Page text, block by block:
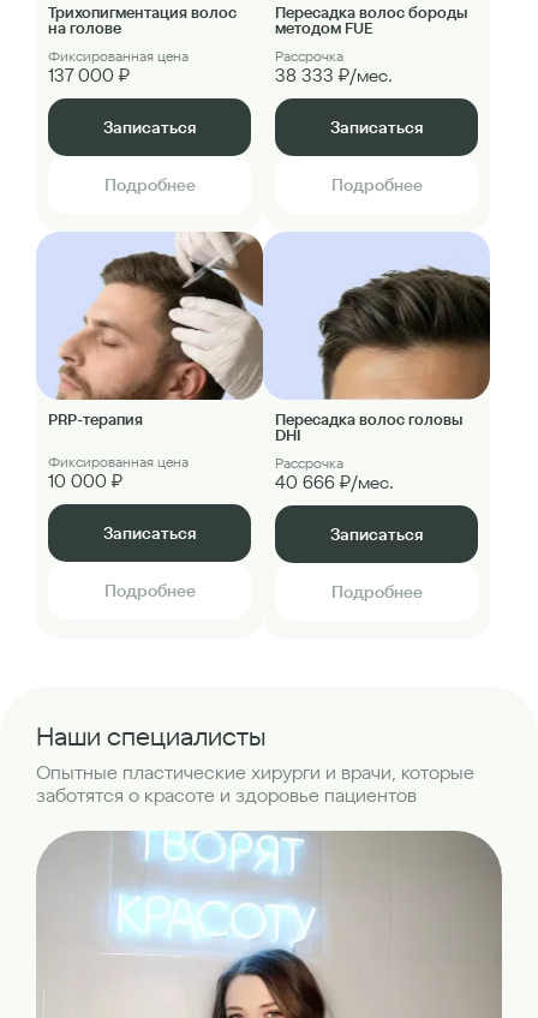
Трихопигментация волос
на голове
Фиксированная цена
137 000 ₽
Записаться
Подробнее
Пересадка волос бороды
методом FUE
Рассрочка
38 333 ₽/мес.
Записаться
Подробнее
PRP-терапия
Фиксированная цена
10 000 ₽
Записаться
Подробнее
Пересадка волос головы
DHI
Рассрочка
40 666 ₽/мес.
Записаться
Подробнее
Наши специалисты
Опытные пластические хирурги и врачи, которые
заботятся о красоте и здоровье пациентов